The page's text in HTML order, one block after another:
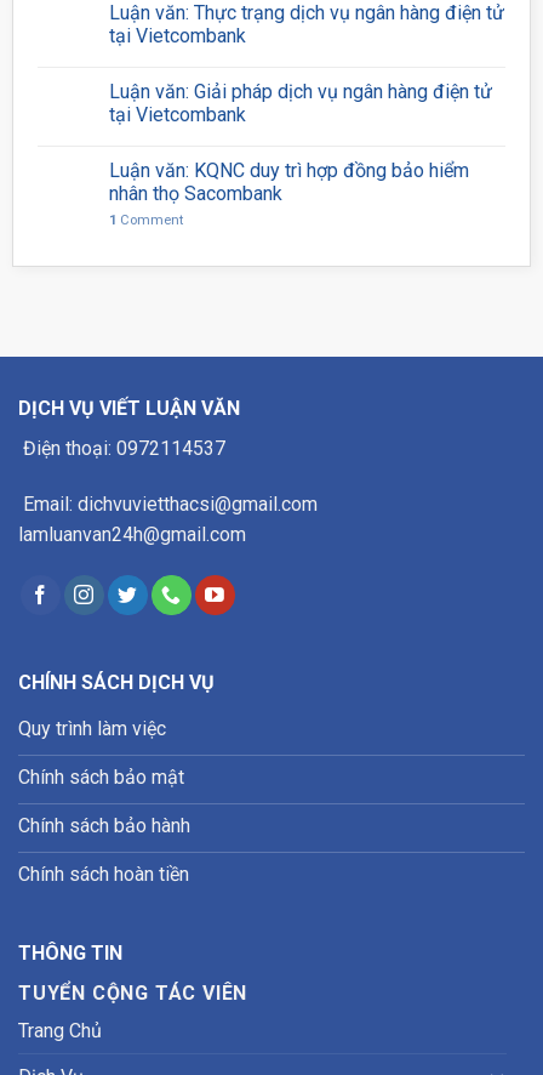
Luận văn: Thực trạng dịch vụ ngân hàng điện tử
tại Vietcombank
Luận văn: Giải pháp dịch vụ ngân hàng điện tử
tại Vietcombank
Luận văn: KQNC duy trì hợp đồng bảo hiểm
nhân thọ Sacombank
1 Comment
DỊCH VỤ VIẾT LUẬN VĂN
Điện thoại: 0972114537
Email: dichvuvietthacsi@gmail.com
lamluanvan24h@gmail.com
CHÍNH SÁCH DỊCH VỤ
Quy trình làm việc
Chính sách bảo mật
Chính sách bảo hành
Chính sách hoàn tiền
THÔNG TIN
TUYỂN CỘNG TÁC VIÊN
Trang Chủ